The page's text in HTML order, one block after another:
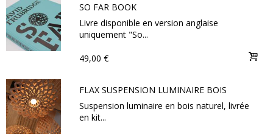
SO FAR BOOK
Livre disponible en version anglaise
uniquement "So...
49,00 €
FLAX SUSPENSION LUMINAIRE BOIS
Suspension luminaire en bois naturel, livrée
en kit...